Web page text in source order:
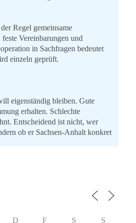
Regel gemeinsame
Vereinbarungen und
in Sachfragen bedeutet
einzeln geprüft.
eigenständig bleiben. Gute
erhalten. Schlechte
Entscheidend ist nicht, wer
ob er Sachsen-Anhalt konkret
Verschmelzung.
#Landtagswahl2026
#Kooperation
D F S S